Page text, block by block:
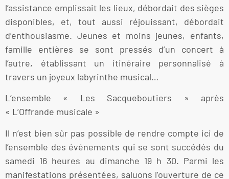
l’assistance emplissait les lieux, débordait des sièges
disponibles, et, tout aussi réjouissant, débordait
d’enthousiasme. Jeunes et moins jeunes, enfants,
famille entières se sont pressés d’un concert à
l’autre, établissant un itinéraire personnalisé à
travers un joyeux labyrinthe musical…
L’ensemble « Les Sacqueboutiers » après
« L’Offrande musicale »
Il n’est bien sûr pas possible de rendre compte ici de
l’ensemble des événements qui se sont succédés du
samedi 16 heures au dimanche 19 h 30. Parmi les
manifestations présentées, saluons l’ouverture de ce